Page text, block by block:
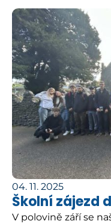
04. 11. 2025
Školní zájezd
V polovině září se